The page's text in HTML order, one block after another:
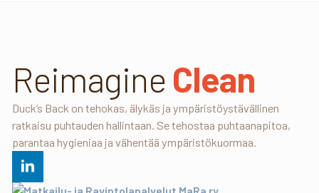
Reimagine Clean
Duck’s Back on tehokas, älykäs ja ympäristöystävällinen
ratkaisu puhtauden hallintaan. Se tehostaa puhtaanapitoa,
parantaa hygieniaa ja vähentää ympäristökuormaa.